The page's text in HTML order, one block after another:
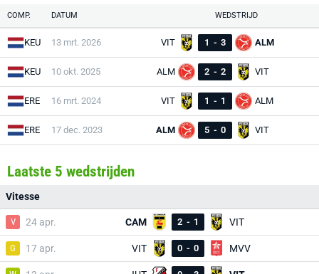
COMP. DATUM WEDSTRIJD
KEU 13 mrt. 2026 VIT 1 - 3 ALM
KEU 10 okt. 2025 ALM 2 - 2 VIT
ERE 16 mrt. 2024 VIT 1 - 1 ALM
ERE 17 dec. 2023 ALM 5 - 0 VIT
Laatste 5 wedstrijden
Vitesse
V 24 apr. CAM 2 - 1 VIT
G 17 apr. VIT 0 - 0 MVV